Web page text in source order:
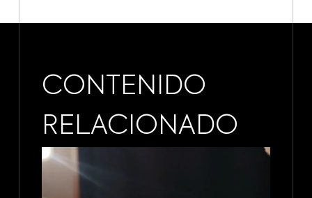
CONTENIDO
RELACIONADO